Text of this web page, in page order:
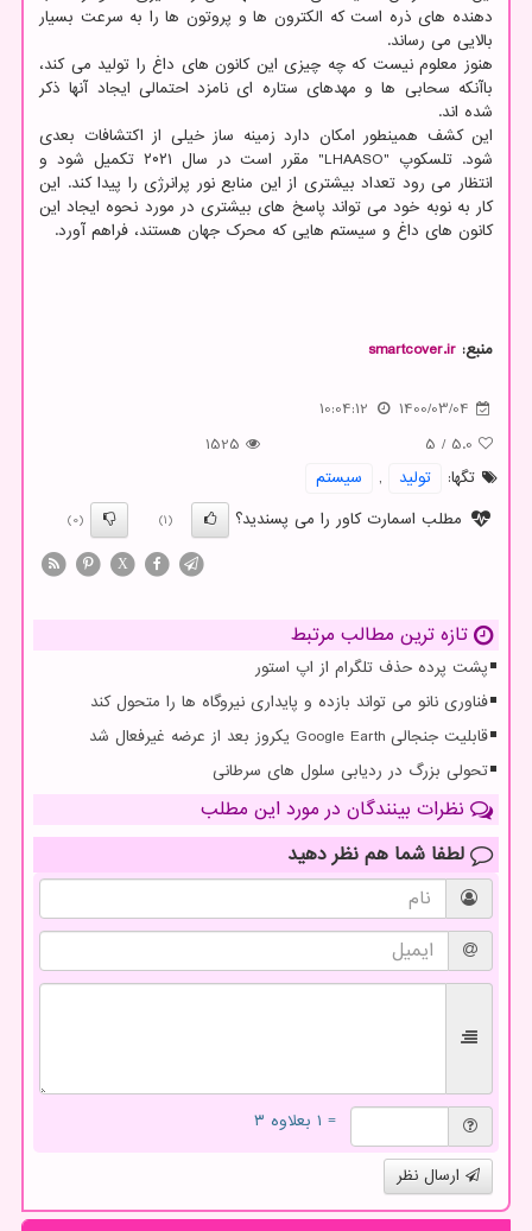
دهنده های ذره است که الکترون ها و پروتون ها را به سرعت بسیار
بالایی می رساند.
هنوز معلوم نیست که چه چیزی این کانون های داغ را تولید می کند،
باآنکه سحابی ها و مهدهای ستاره ای نامزد احتمالی ایجاد آنها ذکر
شده اند.
این کشف همینطور امکان دارد زمینه ساز خیلی از اکتشافات بعدی
شود. تلسکوپ "LHAASO" مقرر است در سال ۲۰۲۱ تکمیل شود و
انتظار می رود تعداد بیشتری از این منابع نور پرانرژی را پیدا کند. این
کار به نوبه خود می تواند پاسخ های بیشتری در مورد نحوه ایجاد این
کانون های داغ و سیستم هایی که محرک جهان هستند، فراهم آورد.
منبع: smartcover.ir
1400/03/04
10:04:12
5.0
/
5
1525
تگها:
تولید ,
سیستم
مطلب اسمارت کاور را می پسندید؟
(1)
(0)
X
تازه ترین مطالب مرتبط
پشت پرده حذف تلگرام از اپ استور
فناوری نانو می تواند بازده و پایداری نیروگاه ها را متحول کند
قابلیت جنجالی Google Earth یکروز بعد از عرضه غیرفعال شد
تحولی بزرگ در ردیابی سلول های سرطانی
نظرات بینندگان در مورد این مطلب
لطفا شما هم نظر دهید
= ۱ بعلاوه ۳
ارسال نظر